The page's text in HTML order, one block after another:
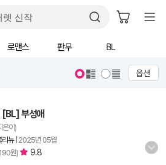
로맨스 판무 BL
옵션
부성애
은이)
리뉴| 2025년 05월
원) 9.8